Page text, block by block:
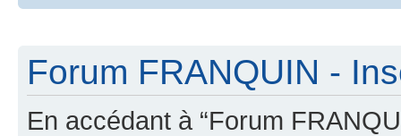
Forum FRANQUIN -
En accédant à “Forum